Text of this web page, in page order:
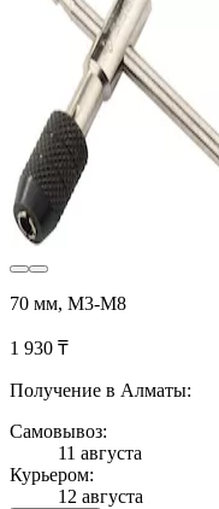
70 мм, М3-М8
1 930 ₸
Получение в Алматы:
Самовывоз:
11 августа
Курьером:
12 августа